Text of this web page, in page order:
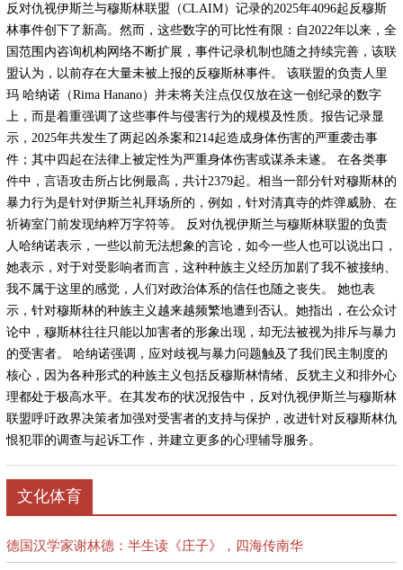
反对仇视伊斯兰与穆斯林联盟（CLAIM）记录的2025年4096起反穆斯
林事件创下了新高。然而，这些数字的可比性有限：自2022年以来，全
国范围内咨询机构网络不断扩展，事件记录机制也随之持续完善，该联
盟认为，以前存在大量未被上报的反穆斯林事件。 该联盟的负责人里
玛 哈纳诺（Rima Hanano）并未将关注点仅仅放在这一创纪录的数字
上，而是着重强调了这些事件与侵害行为的规模及性质。报告记录显
示，2025年共发生了两起凶杀案和214起造成身体伤害的严重袭击事
件；其中四起在法律上被定性为严重身体伤害或谋杀未遂。 在各类事
件中，言语攻击所占比例最高，共计2379起。相当一部分针对穆斯林的
暴力行为是针对伊斯兰礼拜场所的，例如，针对清真寺的炸弹威胁、在
祈祷室门前发现纳粹万字符等。 反对仇视伊斯兰与穆斯林联盟的负责
人哈纳诺表示，一些以前无法想象的言论，如今一些人也可以说出口，
她表示，对于对受影响者而言，这种种族主义经历加剧了我不被接纳、
我不属于这里的感觉，人们对政治体系的信任也随之丧失。 她也表
示，针对穆斯林的种族主义越来越频繁地遭到否认。她指出，在公众讨
论中，穆斯林往往只能以加害者的形象出现，却无法被视为排斥与暴力
的受害者。 哈纳诺强调，应对歧视与暴力问题触及了我们民主制度的
核心，因为各种形式的种族主义包括反穆斯林情绪、反犹主义和排外心
理都处于极高水平。在其发布的状况报告中，反对仇视伊斯兰与穆斯林
联盟呼吁政界决策者加强对受害者的支持与保护，改进针对反穆斯林仇
恨犯罪的调查与起诉工作，并建立更多的心理辅导服务。
文化体育
德国汉学家谢林德：半生读《庄子》，四海传南华